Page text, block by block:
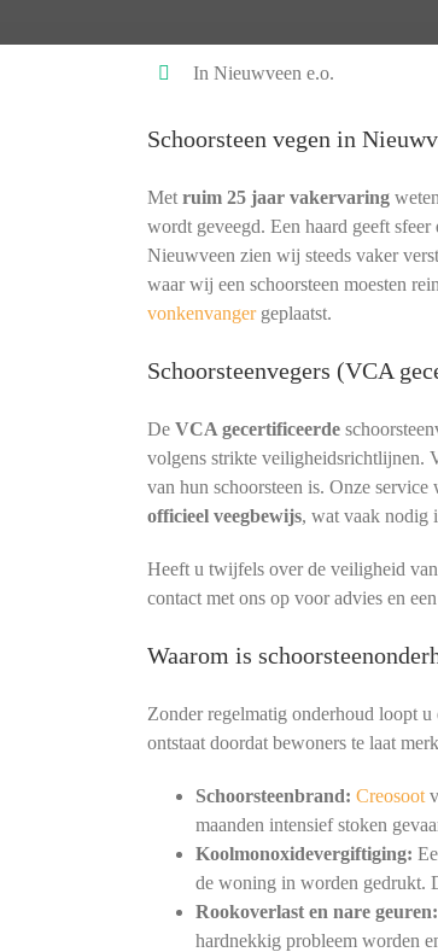
In Nieuwveen e.o.
Schoorsteen vegen in
Met ruim 25 jaar vakervaring
wordt geveegd. Een haard geeft
Nieuwveen zien wij steeds vaker
waar wij een schoorsteen moesten
vonkenvangergeplaatst.
Schoorsteenvegers (VCA
De VCA gecertificeerde
volgens strikte veiligheidsrichtlijnen.
van hun schoorsteen is. Onze service
officieel veegbewijs, wat vaak nodig
Heeft u twijfels over de veiligheid
contact met ons op voor advies en
Waarom is
Zonder regelmatig onderhoud loopt
ontstaat doordat bewoners te laat
Schoorsteenbrand: Creosoot
maanden intensief stoken
Koolmonoxidevergiftiging:
de woning in worden gedrukt.
Rookoverlast en nare geuren:
hardnekkig probleem worden